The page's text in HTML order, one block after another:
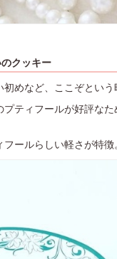
クッキー
めなど、ここぞという
プティフールが好評な
フールらしい軽さが特